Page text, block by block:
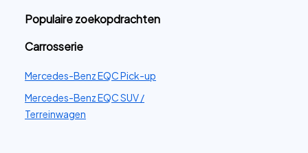
Populaire zoekopdrachten
Carrosserie
Mercedes-Benz EQC Pick-up
Mercedes-Benz EQC SUV /
Terreinwagen